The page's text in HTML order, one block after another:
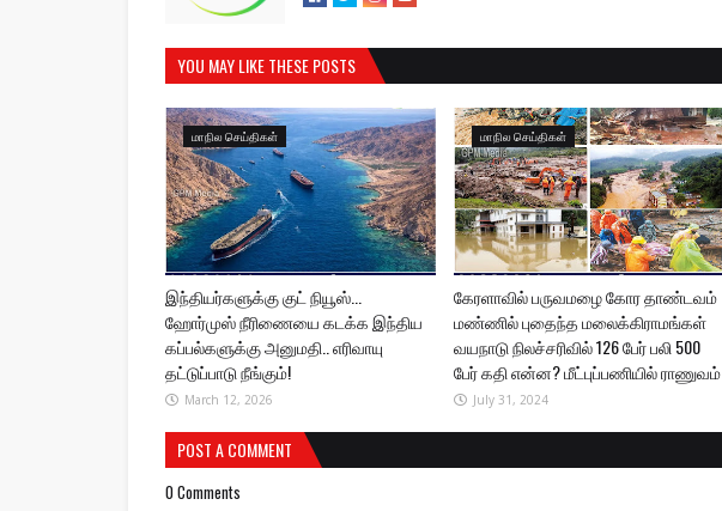
YOU MAY LIKE THESE POSTS
மாநில செய்திகள்
இந்தியர்களுக்கு குட் நியூஸ்...
ஹோர்முஸ் நீரிணையை கடக்க இந்திய
கப்பல்களுக்கு அனுமதி.. எரிவாயு
தட்டுப்பாடு நீங்கும்!
March 12, 2026
மாநில செய்திகள்
கேரளாவில் பருவமழை கோர தாண்டவம்
மண்ணில் புதைந்த மலைக்கிராமங்கள்
வயநாடு நிலச்சரிவில் 126 பேர் பலி 500
பேர் கதி என்ன? மீட்புப்பணியில் ராணுவம்
July 31, 2024
POST A COMMENT
0 Comments